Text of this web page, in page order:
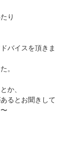
り
バイスを頂きま
。
か、
るとお聞きして